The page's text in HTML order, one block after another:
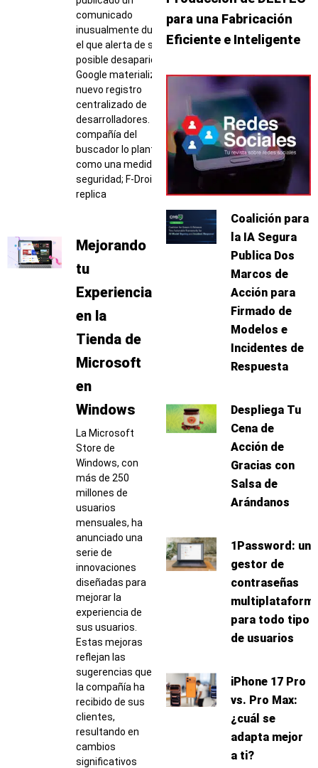
comunicado
inusualmente duro en
el que alerta de su
posible desaparición si
Google materializa un
nuevo registro
centralizado de
desarrolladores. La
compañía del
buscador lo plantea
como una medida de
seguridad; F-Droid
replica
Mejorando
tu
Experiencia
en la
Tienda de
Microsoft
en
Windows
La Microsoft
Store de
Windows, con
más de 250
millones de
usuarios
mensuales, ha
anunciado una
serie de
innovaciones
diseñadas para
mejorar la
experiencia de
sus usuarios.
Estas mejoras
reflejan las
sugerencias que
la compañía ha
recibido de sus
clientes,
resultando en
cambios
significativos
para una Fabricación
Eficiente e Inteligente
Coalición para
la IA Segura
Publica Dos
Marcos de
Acción para
Firmado de
Modelos e
Incidentes de
Respuesta
Despliega Tu
Cena de
Acción de
Gracias con
Salsa de
Arándanos
1Password: un
gestor de
contraseñas
para todo tipo
de usuarios
iPhone 17 Pro
vs. Pro Max:
¿cuál se
adapta mejor
a ti?